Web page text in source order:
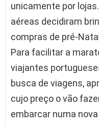
unicamente por
aéreas decidiram
compras de pré-
Para facilitar a
viajantes
busca de viagens,
cujo preço o vão
embarcar numa